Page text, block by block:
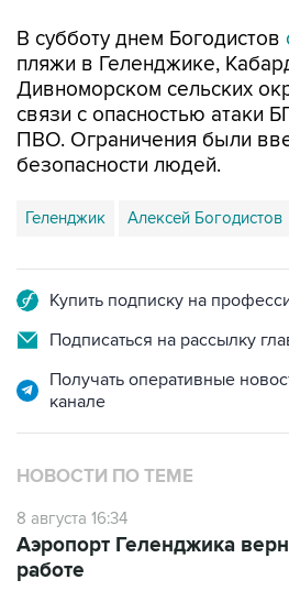
В субботу днем Богодистов
пляжи в Геленджике,
Дивноморском сельских
связи с опасностью атаки
ПВО. Ограничения были
безопасности людей.
Геленджик Алексей Богодистов
Купить подписку на
Подписаться на рассылку
Получать оперативные
канале
НОВОСТИ ПО ТЕМЕ
8 августа 16:34
Аэропорт Геленджика
работе